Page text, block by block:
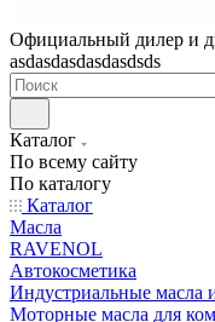
Официальный дилер и
asdasdasdasdasdsds
Каталог
По всему сайту
По каталогу
Каталог
Масла
RAVENOL
Автокосметика
Индустриальные масла
Моторные масла для